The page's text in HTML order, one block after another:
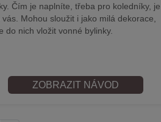
Čím je naplníte, třeba pro koledníky, je
vás. Mohou sloužit i jako milá dekorace,
do nich vložit vonné bylinky.
ZOBRAZIT NÁVOD